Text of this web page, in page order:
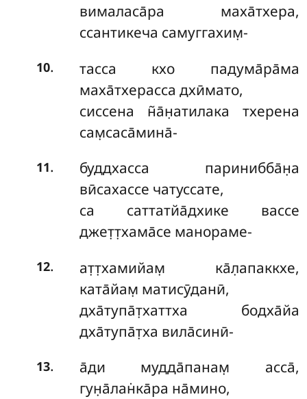
вималаса̄ра маха̄тхера,
ссантикеча самуггахим̣-
10.
тасса кхо падума̄ра̄ма
маха̄тхерасса дхӣмато,
сиссена н̃а̄н̣атилака тхерена
сам̣саса̄мина̄-
11.
буддхасса паринибба̄н̣а
вӣсахассе чатуссате,
са саттатйа̄дхике вассе
джет̣т̣хама̄се манораме-
12.
ат̣т̣хамийам̣ ка̄л̣апаккхе,
ката̄йам̣ матисӯданӣ,
дха̄тупа̄т̣хаттха бодха̄йа
дха̄тупа̄т̣ха вила̄синӣ-
13.
а̄ди мудда̄панам̣ асса̄,
гун̣а̄лан̇ка̄ра на̄мино,